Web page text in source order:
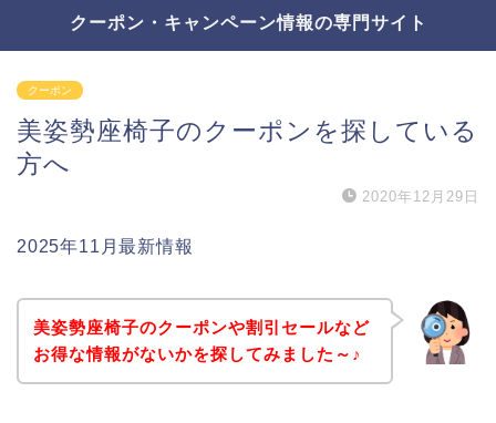
クーポン・キャンペーン情報の専門サイト
クーポン
美姿勢座椅子のクーポンを探している
方へ
2020年12月29日
2025年11月最新情報
美姿勢座椅子のクーポンや割引セールなど
お得な情報がないかを探してみました～♪